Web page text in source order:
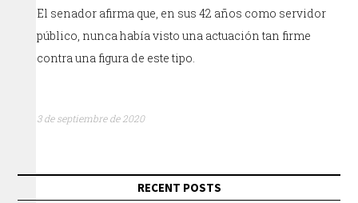
El senador afirma que, en sus 42 años como servidor
público, nunca había visto una actuación tan firme
contra una figura de este tipo.
3 de septiembre de 2020
RECENT POSTS